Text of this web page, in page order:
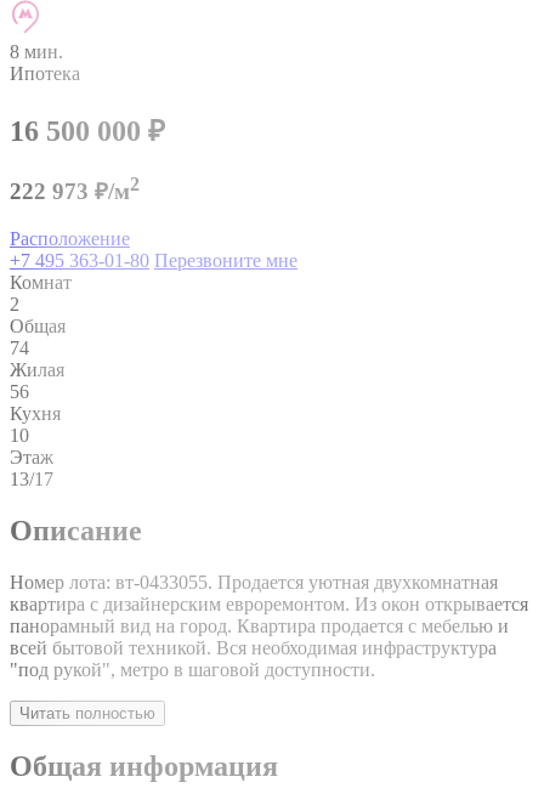
8 мин.
Ипотека
16 500 000 ₽
222 973 ₽/м2
Расположение
+7 495 363-01-80 Перезвоните мне
Комнат
2
Общая
74
Жилая
56
Кухня
10
Этаж
13/17
Описание
Номер лота: вт-0433055. Продается уютная двухкомнатная
квартира с дизайнерским евроремонтом. Из окон открывается
панорамный вид на город. Квартира продается с мебелью и
всей бытовой техникой. Вся необходимая инфраструктура
"под рукой", метро в шаговой доступности.
Читать полностью
Общая информация